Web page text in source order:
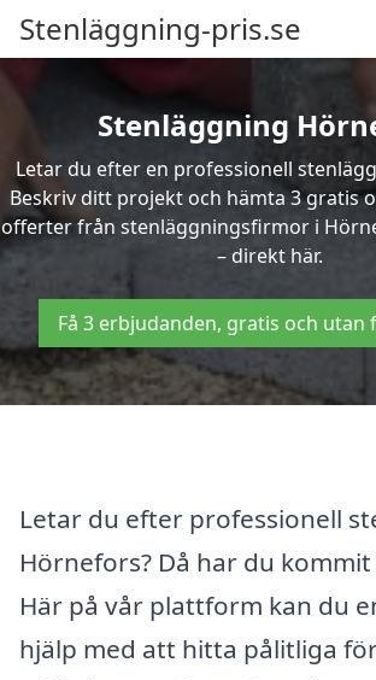
Stenläggning-pris.se
Stenläggning
Letar du efter en professionell
Beskriv ditt projekt och hämta 3 gratis
offerter från stenläggningsfirmor i
– direkt här.
Få 3 erbjudanden, gratis och
Letar du efter professionell
Hörnefors? Då har du
Här på vår plattform kan du
hjälp med att hitta pålitliga